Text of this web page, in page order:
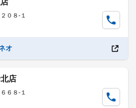
０８-１
オ
店
６８-１